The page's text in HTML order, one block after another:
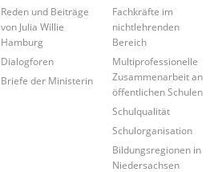
Reden und Beiträge
von Julia Willie
Hamburg
Dialogforen
Briefe der Ministerin
Fachkräfte im
nichtlehrenden
Bereich
Multiprofessionelle
Zusammenarbeit an
öffentlichen Schulen
Schulqualität
Schulorganisation
Bildungsregionen in
Niedersachsen